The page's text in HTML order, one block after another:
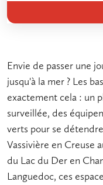
Envie de passer une
jusqu'à la mer ? Les
exactement cela : un
surveillée, des
verts pour se
Vassivière en Creuse
du Lac du Der en
Languedoc, ces